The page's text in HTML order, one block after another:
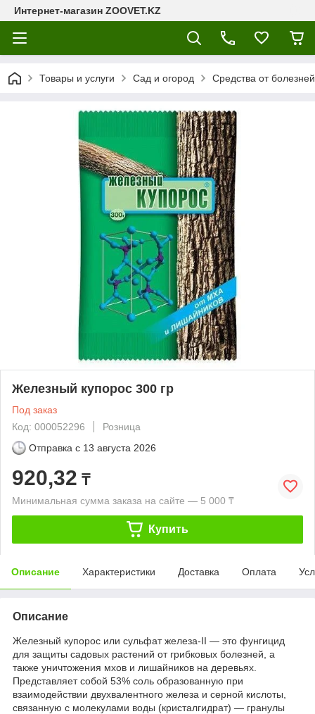
Интернет-магазин ZOOVET.KZ
Товары и услуги Сад и огород Средства от
Железный купорос 300 гр
Под заказ
Код: 000052296
Розница
Отправка с 13 августа 2026
920,32 ₸
Минимальная сумма заказа на сайте — 5 000 ₸
Купить
Описание Характеристики Доставка Оплата
Описание
Железный купорос или сульфат железа-II — это фунгицид
для защиты садовых растений от грибковых болезней, а
также уничтожения мхов и лишайников на деревьях.
Представляет собой 53% соль образованную при
взаимодействии двухвалентного железа и серной кислоты,
связанную с молекулами воды (кристалгидрат) — гранулы